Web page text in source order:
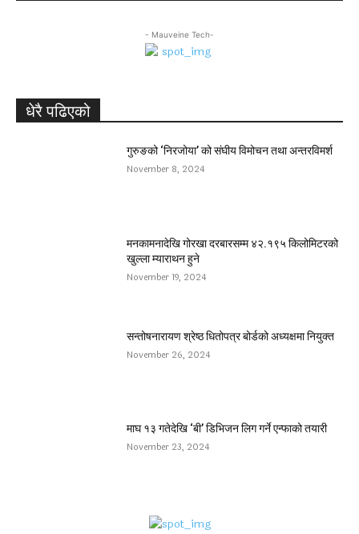
- Mauveine Tech-
धेरै पढिएको
गुरुङको ‘निरजोया’ को संघीय विमोचन तथा अन्तरविमर्श
November 8, 2024
मनकामनादेखि गोरखा दरबारसम्म ४२.१९५ किलोमिटरको
खुल्ला म्याराथन हुने
November 19, 2024
सन्तोषनारायण श्रेष्ठ धितोपत्र बोर्डको अध्यक्षमा नियुक्त
November 26, 2024
माघ १३ गतेदेखि ‘बी’ डिभिजन लिग गर्ने एन्फाको तयारी
November 23, 2024